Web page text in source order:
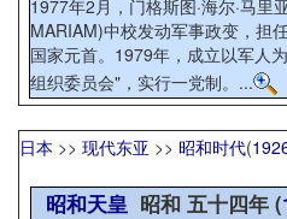
1977年2月，门格斯图·海尔·马里
MARIAM)中校发动军事政变，担
国家元首。1979年，成立以军人
组织委员会"，实行一党制。...
日本 >> 现代东亚 >> 昭和时代(
昭和天皇昭和 五十四年 (